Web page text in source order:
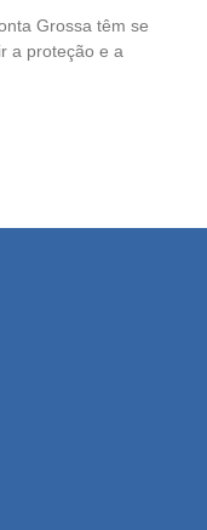
Grossa têm se
a proteção e a